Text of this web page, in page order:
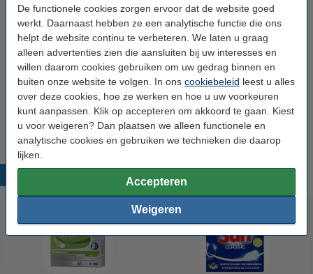
De functionele cookies zorgen ervoor dat de website goed
werkt. Daarnaast hebben ze een analytische functie die ons
helpt de website continu te verbeteren. We laten u graag
alleen advertenties zien die aansluiten bij uw interesses en
willen daarom cookies gebruiken om uw gedrag binnen en
buiten onze website te volgen. In ons cookiebeleid leest u alles
over deze cookies, hoe ze werken en hoe u uw voorkeuren
kunt aanpassen. Klik op accepteren om akkoord te gaan. Kiest
u voor weigeren? Dan plaatsen we alleen functionele en
analytische cookies en gebruiken we technieken die daarop
lijken.
Accepteren
Weigeren
HG Geurkorrels 180 g Stofzuiger
Bekijk de specificaties en beschrijving
Direct leverbaar
Nu bestellen is maandag in huis
€ 8,89 HG adviesprijs
€ 5,49 Bestellen
Populaire producten